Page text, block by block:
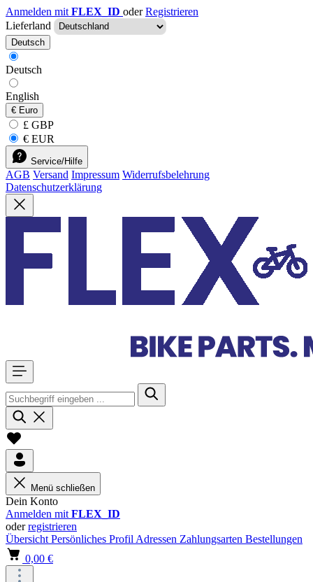
Anmelden mit FLEX_ID oder Registrieren
Lieferland
Deutsch
Deutsch
English
€ Euro
£ GBP
€ EUR
Service/Hilfe
AGB Versand Impressum Widerrufsbelehrung
Datenschutzerklärung
Menü schließen
Dein Konto
Anmelden mit FLEX_ID
oderregistrieren
Übersicht Persönliches Profil Adressen Zahlungsarten Bestellungen
0,00 €